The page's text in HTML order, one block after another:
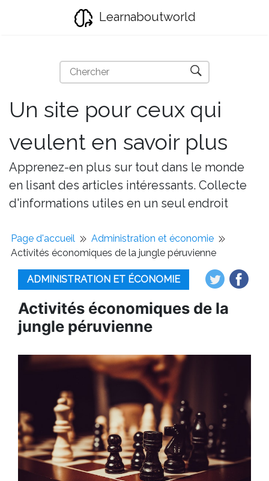
Learnaboutworld
Un site pour ceux qui
veulent en savoir plus
Apprenez-en plus sur tout dans le monde
en lisant des articles intéressants. Collecte
d'informations utiles en un seul endroit
Page d'accueil
Administration et économie
Activités économiques de la jungle péruvienne
ADMINISTRATION ET ÉCONOMIE
Activités économiques de la
jungle péruvienne